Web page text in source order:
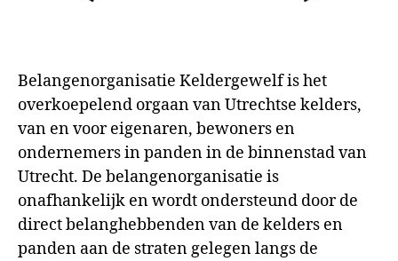
Belangenorganisatie Keldergewelf is het
overkoepelend orgaan van Utrechtse kelders,
van en voor eigenaren, bewoners en
ondernemers in panden in de binnenstad van
Utrecht. De belangenorganisatie is
onafhankelijk en wordt ondersteund door de
direct belanghebbenden van de kelders en
panden aan de straten gelegen langs de